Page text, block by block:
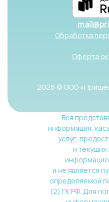
Обработка
Оферта
2026 © ООО
Вся
информация,
услуг,
и текущих
и не является
определяемой
(2) ГК РФ. Для